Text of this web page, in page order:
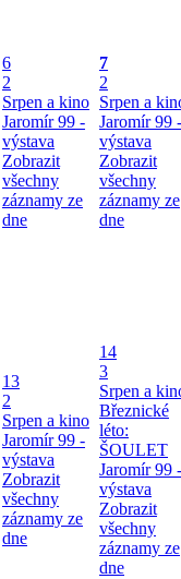
6
2
Srpen a kino
Jaromír 99 -
výstava
Zobrazit
všechny
záznamy ze
dne
7
2
Srpen a
Jaromír 99 -
výstava
Zobrazit
všechny
záznamy ze
dne
13
2
Srpen a kino
Jaromír 99 -
výstava
Zobrazit
všechny
záznamy ze
dne
14
3
Srpen a
Březnické
léto:
ŠOULET
Jaromír 99 -
výstava
Zobrazit
všechny
záznamy ze
dne